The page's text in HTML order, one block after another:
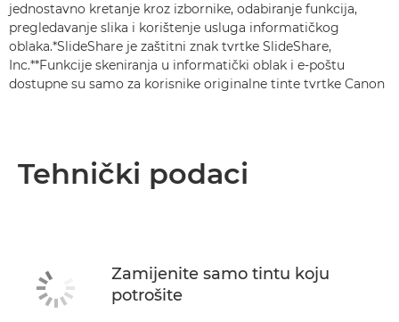
jednostavno kretanje kroz izbornike, odabiranje funkcija,
pregledavanje slika i korištenje usluga informatičkog
oblaka.*SlideShare je zaštitni znak tvrtke SlideShare,
Inc.**Funkcije skeniranja u informatički oblak i e-poštu
dostupne su samo za korisnike originalne tinte tvrtke Canon
Tehnički podaci
Zamijenite samo tintu koju
potrošite